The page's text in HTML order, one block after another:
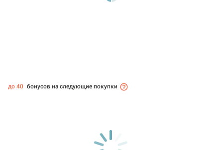
до 40 бонусов на следующие покупки